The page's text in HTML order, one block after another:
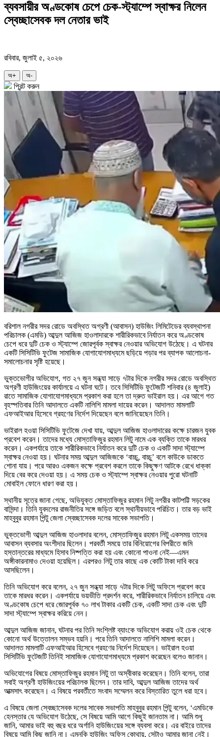
ব্যবসায়ীর অণ্ডকোষ চেপে চেক-স্ট্যাম্পে স্বাক্ষর নিলেন
স্বেচ্ছাসেবক দল নেতার ভাই
রবিবার, জুলাই ৫, ২০২৬
অ+ অ-
প্রিন্ট করুন
বরিশাল নগরীর সদর রোডে অবস্থিত অগ্রণী (আবাসন) হাউজিং লিমিটেডের ব্যবস্থাপনা
পরিচালক (এমডি) আব্দুল আজিজ হাওলাদারকে শারীরিকভাবে নির্যাতন করে অণ্ডকোষ
চেপে ধরে দুটি চেক ও স্ট্যাম্পে জোরপূর্বক স্বাক্ষর নেওয়ার অভিযোগ উঠেছে। এ ঘটনার
একটি সিসিটিভি ফুটেজ সামাজিক যোগাযোগমাধ্যমে ছড়িয়ে পড়ার পর ব্যাপক আলোচনা-
সমালোচনার সৃষ্টি হয়েছে।
ভুক্তভোগীর অভিযোগ, গত ২৭ জুন সন্ধ্যা সাড়ে ৭টার দিকে নগরীর সদর রোডে অবস্থিত
অগ্রণী হাউজিংয়ের কার্যালয়ে এ ঘটনা ঘটে। তবে সিসিটিভি ফুটেজটি শনিবার (৪ জুলাই)
রাতে সামাজিক যোগাযোগমাধ্যমে প্রকাশ করা হলে তা দ্রুত ভাইরাল হয়। এর আগে গত
বৃহস্পতিবার তিনি আদালতে একটি নালিশি মামলা দায়ের করেন। আদালত মামলাটি
এফআইআর হিসেবে গ্রহণের নির্দেশ দিয়েছেন বলে জানিয়েছেন তিনি।
ভাইরাল হওয়া সিসিটিভি ফুটেজে দেখা যায়, আব্দুল আজিজ হাওলাদারের কক্ষে চারজন যুবক
প্রবেশ করেন। তাদের মধ্যে মোস্তাফিজুর রহমান লিটু নামে এক ব্যক্তি তাকে মারধর
করেন। একপর্যায়ে তাকে শারীরিকভাবে নির্যাতন করে দুটি চেক ও একটি সাদা স্ট্যাম্পে
স্বাক্ষর নেওয়া হয়। ঘটনার সময় আব্দুল আজিজকে ‘বাচ্চু, বাচ্চু’ বলে কাউকে ডাকতে
শোনা যায়। পরে আরও একজন কক্ষে প্রবেশ করলে তাকে কিছুক্ষণ আটকে রেখে ধাক্কা
দিয়ে বের করে দেওয়া হয়। এ সময় চেক ও স্ট্যাম্পে স্বাক্ষর নেওয়ার পুরো ঘটনাটি
মোবাইল ফোনে ধারণ করা হয়।
স্থানীয় সূত্রে জানা গেছে, অভিযুক্ত মোস্তাফিজুর রহমান লিটু নগরীর কাটপট্টি সড়কের
বাসিন্দা। তিনি যুবদলের রাজনীতির সঙ্গে জড়িত বলে স্থানীয়ভাবে পরিচিত। তার বড় ভাই
মাহবুবুর রহমান পিন্টু জেলা স্বেচ্ছাসেবক দলের সাবেক সভাপতি।
ভুক্তভোগী আব্দুল আজিজ হাওলাদার বলেন, মোস্তাফিজুর রহমান লিটু একসময় তাদের
আবাসন ব্যবসার অংশীদার ছিলেন। পরবর্তী সময়ে তার বিনিয়োগের বিপরীতে জমি
হস্তান্তরের মাধ্যমে হিসাব নিষ্পত্তি করা হয় এবং কোনো পাওনা নেই—এমন
অঙ্গীকারনামাও দেওয়া হয়েছিল। এরপরও লিটু তার কাছে এক কোটি টাকা দাবি করে
আসছিলেন।
তিনি অভিযোগ করে বলেন, ২৭ জুন সন্ধ্যা সাড়ে ৭টার দিকে লিটু অফিসে প্রবেশ করে
তাকে মারধর করেন। একপর্যায়ে ভয়ভীতি প্রদর্শন করে, শারীরিকভাবে নির্যাতন চালিয়ে এবং
অণ্ডকোষ চেপে ধরে জোরপূর্বক ৭০ লাখ টাকার একটি চেক, একটি সাদা চেক এবং দুটি
সাদা স্ট্যাম্পে স্বাক্ষর করিয়ে নেন।
আব্দুল আজিজ জানান, ঘটনার পর তিনি সংশ্লিষ্ট ব্যাংকে অভিযোগ করায় ওই চেক থেকে
কোনো অর্থ উত্তোলন সম্ভব হয়নি। পরে তিনি আদালতে নালিশি মামলা করেন।
আদালত মামলাটি এফআইআর হিসেবে গ্রহণের নির্দেশ দিয়েছেন। ভাইরাল হওয়া
সিসিটিভি ফুটেজটি তিনিই সামাজিক যোগাযোগমাধ্যমে প্রকাশ করেছেন বলেও জানান।
অভিযোগের বিষয়ে মোস্তাফিজুর রহমান লিটু তা অস্বীকার করেছেন। তিনি বলেন, তারা
সবাই অগ্রণী হাউজিংয়ের পরিচালক ছিলেন। তার দাবি, আব্দুল আজিজ তাদের অর্থ
আত্মসাৎ করেছেন। এ বিষয়ে পরবর্তীতে সংবাদ সম্মেলন করে বিস্তারিত তুলে ধরা হবে।
এ বিষয়ে জেলা স্বেচ্ছাসেবক দলের সাবেক সভাপতি মাহবুবুর রহমান পিন্টু বলেন, ‘এমডিকে
হেনস্তার যে অভিযোগ উঠেছে, সে বিষয়ে আমি আগে কিছুই জানতাম না। আমি শুধু
জানি, আমার ভাই বহু বছর ধরে অর্গানি হাউজিংয়ের সঙ্গে ব্যবসা করে। এর বাইরে তাদের
বিষয়ে আমি কিছু জানি না। এমনকি হাউজিং অফিস কোথায়, সেটাও আমার জানা নেই।